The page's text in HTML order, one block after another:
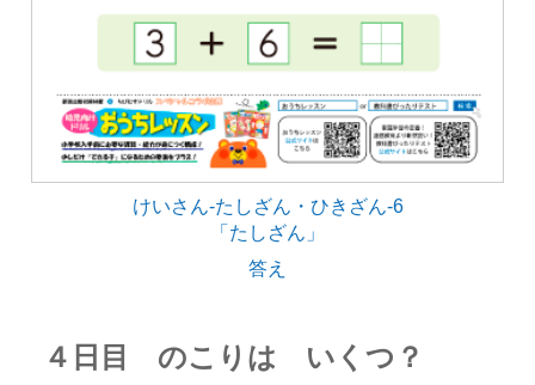
けいさん-たしざん・ひきざん-6
「たしざん」
答え
４日目 のこりは いくつ？